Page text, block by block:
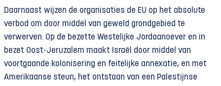
Daarnaast wijzen de organisaties de EU op het absolute
verbod om door middel van geweld grondgebied te
verwerven. Op de bezette Westelijke Jordaanoever en in
bezet Oost-Jeruzalem maakt Israël door middel van
voortgaande kolonisering en feitelijke annexatie, en met
Amerikaanse steun, het ontstaan van een Palestijnse